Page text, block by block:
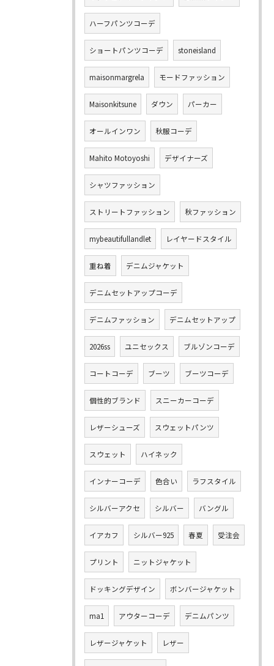
ハーフパンツコーデ
ショートパンツコーデ stoneisland
maisonmargrela モードファッション
Maisonkitsune ダウン パーカー
オールインワン 秋服コーデ
Mahito Motoyoshi デザイナーズ
シャツファッション
ストリートファッション 秋ファッション
mybeautifullandlet レイヤードスタイル
重ね着 デニムジャケット
デニムセットアップコーデ
デニムファッション デニムセットアップ
2026ss ユニセックス ブルゾンコーデ
コートコーデ ブーツ ブーツコーデ
個性的ブランド スニーカーコーデ
レザーシューズ スウェットパンツ
スウェット ハイネック
インナーコーデ 色合い ラフスタイル
シルバーアクセ シルバー バングル
イアカフ シルバー925 春夏 受注会
プリント ニットジャケット
ドッキングデザイン ボンバージャケット
ma1 アウターコーデ デニムパンツ
レザージャケット レザー